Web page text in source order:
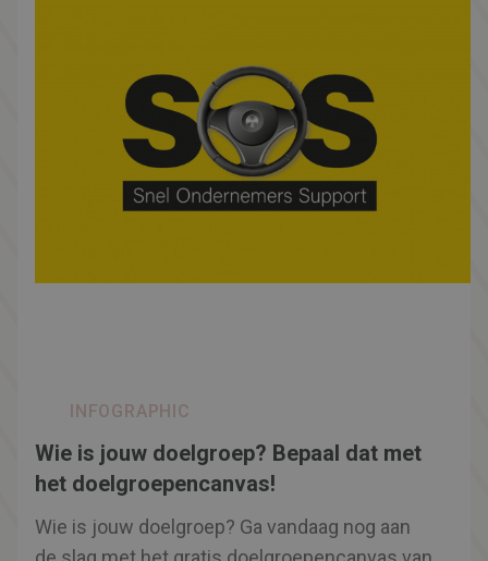
INFOGRAPHIC
Wie is jouw doelgroep? Bepaal dat met
het doelgroepencanvas!
Wie is jouw doelgroep? Ga vandaag nog aan